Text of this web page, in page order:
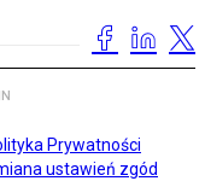
Prywatności
ustawień zgód